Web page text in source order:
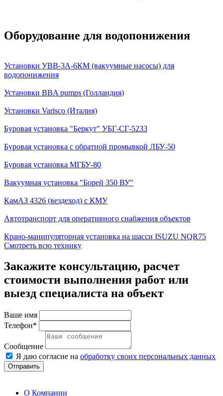
Оборудование для водопонижения
Установки УВВ-3А-6КМ (вакуумные насосы) для
водопонижения
Установки BBA pumps (Голландия)
Установки Varisco (Италия)
Буровая установка "Беркут" УБГ-СГ-5233
Буровая установка с обратной промывкой ЛБУ-50
Буровая установка МГБУ-80
Вакуумная установка "Борей 350 ВУ"
КамАЗ 4326 (вездеход) с КМУ
Автотранспорт для оперативного снабжения объектов
Крано-манипуляторная установка на шасси ISUZU NQR75
Смотреть всю технику
Закажите консультацию, расчет
стоимости выполнения работ или
выезд специалиста на объект
Ваше имя
Телефон*
Сообщение
Я даю согласие на обработку своих персональных данных
Отправить
О Компании